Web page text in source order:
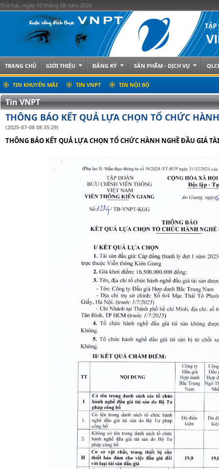
Thứ hai, ngày 10 tháng 08 năm 2026
TRANG CHỦ GIỚI THIỆU ĐĂNG KÝ SẢN PHẨM - DỊCH VỤ
TIN KHUYẾN MÃI TIN VNPT TIN NỘI BỘ
Tin VNPT
THÔNG BÁO KẾT QUẢ LỰA CHỌN TỔ CHỨC
(2025-07-08 08:35:29)
THÔNG BÁO KẾT QUẢ LỰA CHỌN TỔ CHỨC HÀNH NGHỀ ĐẦU GIÁ